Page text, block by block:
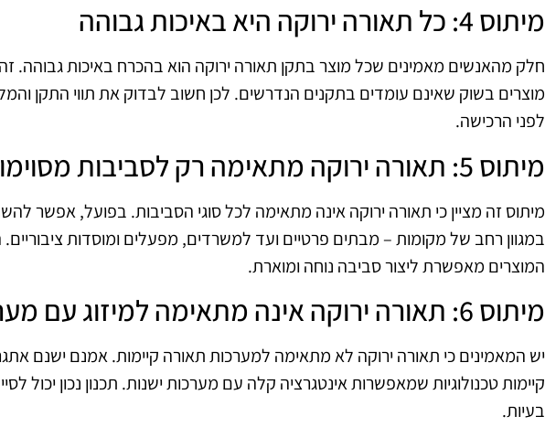
מיתוס 4: כל תאורה ירוקה היא באיכות גבוהה
חלק מהאנשים מאמינים שכל מוצר בתקן תאורה ירוקה הוא בהכרח באיכות גבוהה.
מוצרים בשוק שאינם עומדים בתקנים הנדרשים. לכן חשוב לבדוק את תווי התקן
לפני הרכישה.
מיתוס 5: תאורה ירוקה מתאימה רק לסביבות מסוימות
מיתוס זה מציין כי תאורה ירוקה אינה מתאימה לכל סוגי הסביבות. בפועל, אפשר
במגוון רחב של מקומות – מבתים פרטיים ועד למשרדים, מפעלים ומוסדות
המוצרים מאפשרת ליצור סביבה נוחה ומוארת.
מיתוס 6: תאורה ירוקה אינה מתאימה למיזוג עם מערכות קיימות
יש המאמינים כי תאורה ירוקה לא מתאימה למערכות תאורה קיימות. אמנם ישנם
קיימות טכנולוגיות שמאפשרות אינטגרציה קלה עם מערכות ישנות. תכנון נכון יכול
בעיות.